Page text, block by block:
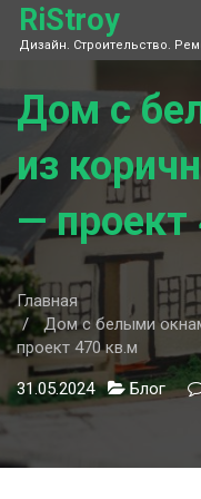
Skip
content
RiStroy
Дизайн. Строительство.
Дом с
из
—
Главная
Дом с белыми
проект 470 кв.м
31.05.2024 Блог